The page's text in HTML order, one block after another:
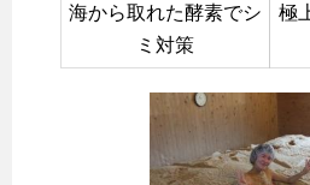
海から取れた酵素でシ
ミ対策
極